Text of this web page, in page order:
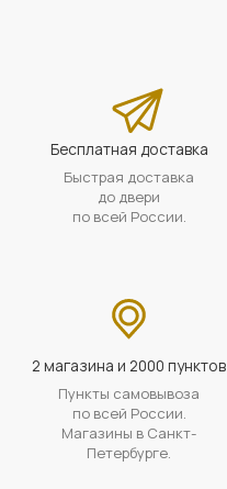
Бесплатная доставка
Быстрая доставка
до двери
по всей России.
2 магазина и 2000 пунктов
Пункты самовывоза
по всей России.
Магазины в Санкт-
Петербурге.